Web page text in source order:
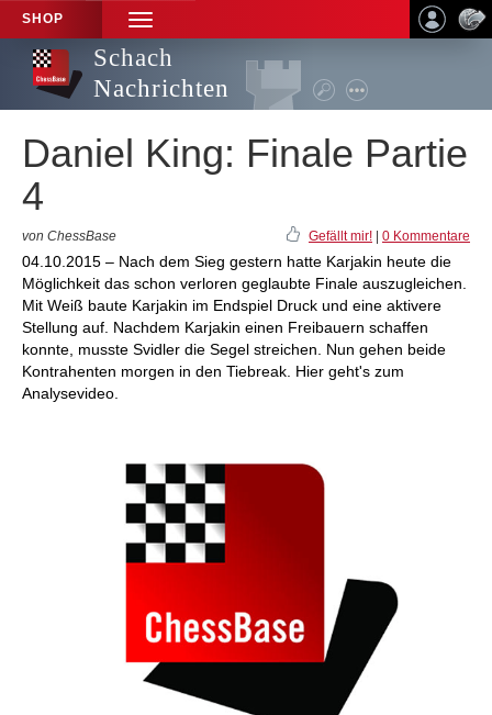
SHOP
TOGGLE
NAVIGATION
Schach
Nachrichten
Daniel King: Finale Partie
4
von ChessBase Gefällt mir! 0 Kommentare
04.10.2015 – Nach dem Sieg gestern hatte Karjakin heute die
Möglichkeit das schon verloren geglaubte Finale auszugleichen.
Mit Weiß baute Karjakin im Endspiel Druck und eine aktivere
Stellung auf. Nachdem Karjakin einen Freibauern schaffen
konnte, musste Svidler die Segel streichen. Nun gehen beide
Kontrahenten morgen in den Tiebreak. Hier geht's zum
Analysevideo.